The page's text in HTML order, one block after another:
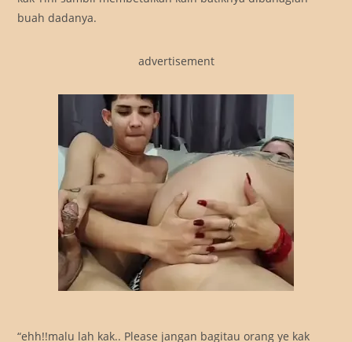
buah dadanya.
advertisement
“ehh!!malu lah kak.. Please jangan bagitau orang ye kak